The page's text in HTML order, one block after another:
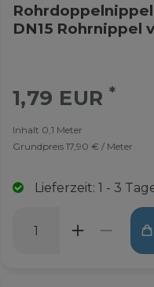
Rohrdoppelnippel
DN15 Rohrnippel
1,79 EUR*
Inhalt 0,1 Meter
Grundpreis 17,90 € / Meter
Lieferzeit: 1 - 3